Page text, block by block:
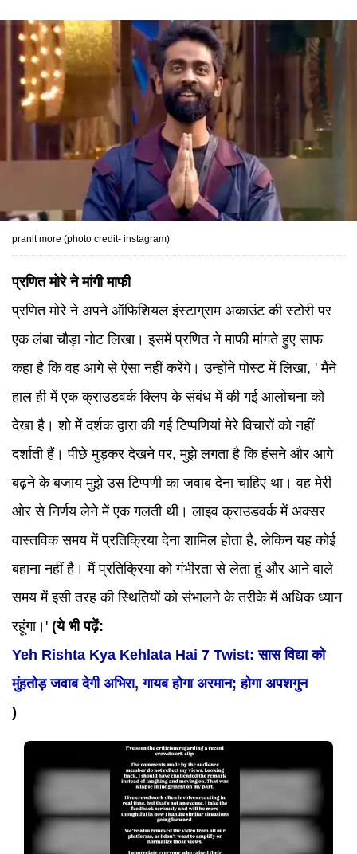
pranit more (photo credit- instagram)
प्रणित मोरे ने मांगी माफी
प्रणित मोरे ने अपने ऑफिशियल इंस्टाग्राम अकाउंट की स्टोरी पर
एक लंबा चौड़ा नोट लिखा। इसमें प्रणित ने माफी मांगते हुए साफ
कहा है कि वह आगे से ऐसा नहीं करेंगे। उन्होंने पोस्ट में लिखा, ' मैंने
हाल ही में एक क्राउडवर्क क्लिप के संबंध में की गई आलोचना को
देखा है। शो में दर्शक द्वारा की गई टिप्पणियां मेरे विचारों को नहीं
दर्शाती हैं। पीछे मुड़कर देखने पर, मुझे लगता है कि हंसने और आगे
बढ़ने के बजाय मुझे उस टिप्पणी का जवाब देना चाहिए था। वह मेरी
ओर से निर्णय लेने में एक गलती थी। लाइव क्राउडवर्क में अक्सर
वास्तविक समय में प्रतिक्रिया देना शामिल होता है, लेकिन यह कोई
बहाना नहीं है। मैं प्रतिक्रिया को गंभीरता से लेता हूं और आने वाले
समय में इसी तरह की स्थितियों को संभालने के तरीके में अधिक ध्यान
रहूंगा।' (ये भी पढ़ें:
Yeh Rishta Kya Kehlata Hai 7 Twist: सास विद्या को
मुंहतोड़ जवाब देगी अभिरा, गायब होगा अरमान; होगा अपशगुन
)